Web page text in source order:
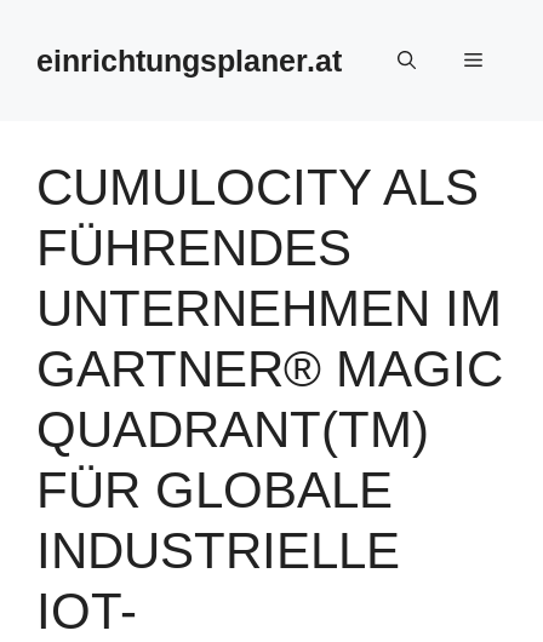
springeneinrichtungsplaner.at Menü
CUMULOCITY ALS
FÜHRENDES
UNTERNEHMEN IM
GARTNER® MAGIC
QUADRANT(TM)
FÜR GLOBALE
INDUSTRIELLE
IOT-